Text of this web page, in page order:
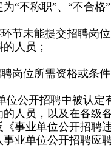
“不称职”、“不合格”
未能提交招聘岗位
人员；
位所需资格或条件
公开招聘中被认定
的人员，以及在各级
事业单位公开招聘
业单位公开招聘应